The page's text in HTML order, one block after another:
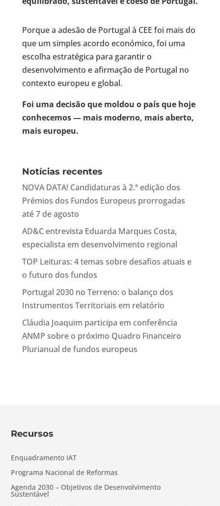
Porque a adesão de Portugal à CEE foi mais do
que um simples acordo económico, foi uma
escolha estratégica para garantir o
desenvolvimento e afirmação de Portugal no
contexto europeu e global.
Foi uma decisão que moldou o país que hoje
conhecemos — mais moderno, mais aberto,
mais europeu.
Notícias recentes
NOVA DATA! Candidaturas à 2.ª edição dos
Prémios dos Fundos Europeus prorrogadas
até 7 de agosto
AD&C entrevista Eduarda Marques Costa,
especialista em desenvolvimento regional
TOP Leituras: 4 temas sobre desafios atuais e
o futuro dos fundos
Portugal 2030 no Terreno: o balanço dos
Instrumentos Territoriais em relatório
Cláudia Joaquim participa em conferência
ANMP sobre o próximo Quadro Financeiro
Plurianual de fundos europeus
Recursos
Enquadramento IAT
Programa Nacional de Reformas
Agenda 2030 – Objetivos de Desenvolvimento
Sustentável